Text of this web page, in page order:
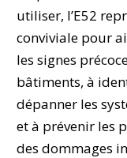
utiliser, l’E52
conviviale pour
les signes
bâtiments, à
dépanner les
et à prévenir les
des dommages